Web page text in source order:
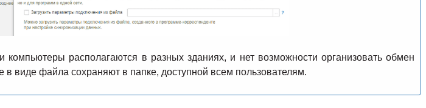
располагаются в разных зданиях, и нет возможности организовать обмен
виде файла сохраняют в папке, доступной всем пользователям.